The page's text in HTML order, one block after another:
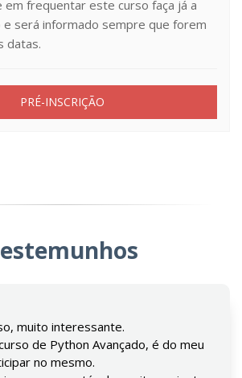
frequentar este curso faça já a
e será informado sempre que forem
datas.
PRÉ-INSCRIÇÃO
muito interessante.
de Python Avançado, é do meu
no mesmo.